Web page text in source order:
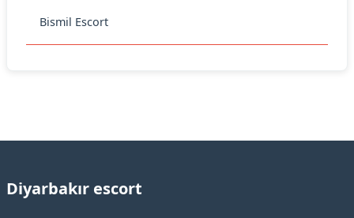
Bismil Escort
Diyarbakır escort